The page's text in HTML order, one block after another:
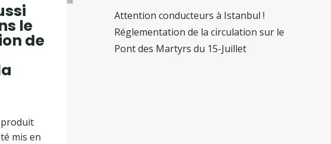
le
de
produit
mis en
Attention conducteurs à Istanbul !
Réglementation de la circulation sur le
Pont des Martyrs du 15-Juillet